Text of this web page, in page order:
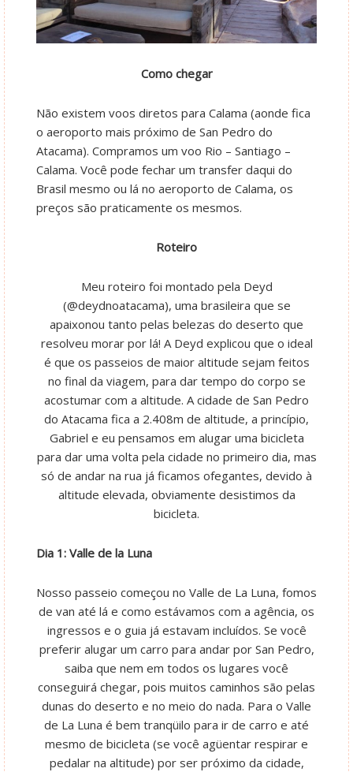
Como chegar
Não existem voos diretos para Calama (aonde fica
o aeroporto mais próximo de San Pedro do
Atacama). Compramos um voo Rio – Santiago –
Calama. Você pode fechar um transfer daqui do
Brasil mesmo ou lá no aeroporto de Calama, os
preços são praticamente os mesmos.
Roteiro
Meu roteiro foi montado pela Deyd
(@deydnoatacama), uma brasileira que se
apaixonou tanto pelas belezas do deserto que
resolveu morar por lá! A Deyd explicou que o ideal
é que os passeios de maior altitude sejam feitos
no final da viagem, para dar tempo do corpo se
acostumar com a altitude. A cidade de San Pedro
do Atacama fica a 2.408m de altitude, a princípio,
Gabriel e eu pensamos em alugar uma bicicleta
para dar uma volta pela cidade no primeiro dia, mas
só de andar na rua já ficamos ofegantes, devido à
altitude elevada, obviamente desistimos da
bicicleta.
Dia 1: Valle de la Luna
Nosso passeio começou no Valle de La Luna, fomos
de van até lá e como estávamos com a agência, os
ingressos e o guia já estavam incluídos. Se você
preferir alugar um carro para andar por San Pedro,
saiba que nem em todos os lugares você
conseguirá chegar, pois muitos caminhos são pelas
dunas do deserto e no meio do nada. Para o Valle
de La Luna é bem tranqüilo para ir de carro e até
mesmo de bicicleta (se você agüentar respirar e
pedalar na altitude) por ser próximo da cidade,